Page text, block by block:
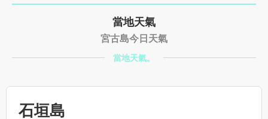
當地天氣
宮古島今日天氣
當地天氣。
石垣島